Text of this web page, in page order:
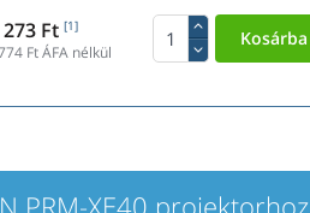
Ft [1]
Ft ÁFA nélkül